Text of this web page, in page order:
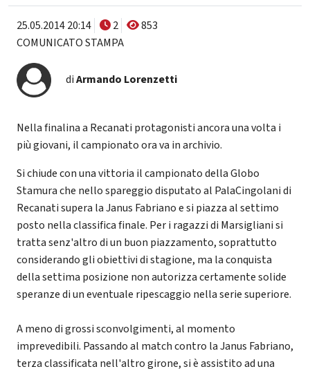
25.05.2014 20:14 2
853
COMUNICATO STAMPA
diArmando Lorenzetti
Nella finalina a Recanati protagonisti ancora una volta i
più giovani, il campionato ora va in archivio.
Si chiude con una vittoria il campionato della Globo
Stamura che nello spareggio disputato al PalaCingolani di
Recanati supera la Janus Fabriano e si piazza al settimo
posto nella classifica finale. Per i ragazzi di Marsigliani si
tratta senz'altro di un buon piazzamento, soprattutto
considerando gli obiettivi di stagione, ma la conquista
della settima posizione non autorizza certamente solide
speranze di un eventuale ripescaggio nella serie superiore.
A meno di grossi sconvolgimenti, al momento
imprevedibili. Passando al match contro la Janus Fabriano,
terza classificata nell'altro girone, si è assistito ad una